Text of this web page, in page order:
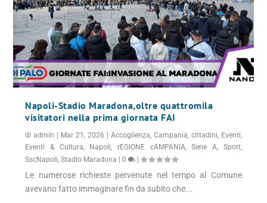
Napoli-Stadio Maradona,oltre quattromila
visitatori nella prima giornata FAI
diadmin Mar 21, 2026 Accoglienza, Campania, cittadini, Eventi,
Eventi & Cultura, Napoli, rEGIONE cAMPANIA,Serie A, Sport,
SscNapoli,Stadio Maradona |0 |
Le numerose richieste pervenute nel tempo al Comune
avevano fatto immaginare fin da subito che...